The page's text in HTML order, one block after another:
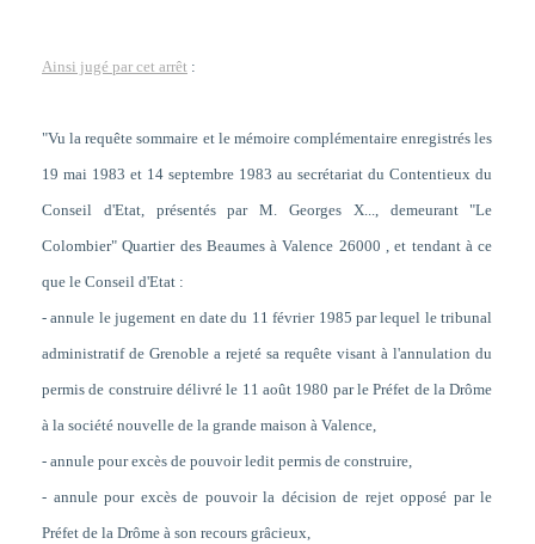
Ainsi jugé par cet arrêt :
"Vu la requête sommaire et le mémoire complémentaire enregistrés les
19 mai 1983 et 14 septembre 1983 au secrétariat du Contentieux du
Conseil d'Etat, présentés par M. Georges X..., demeurant "Le
Colombier" Quartier des Beaumes à Valence 26000 , et tendant à ce
que le Conseil d'Etat :
- annule le jugement en date du 11 février 1985 par lequel le tribunal
administratif de Grenoble a rejeté sa requête visant à l'annulation du
permis de construire délivré le 11 août 1980 par le Préfet de la Drôme
à la société nouvelle de la grande maison à Valence,
- annule pour excès de pouvoir ledit permis de construire,
- annule pour excès de pouvoir la décision de rejet opposé par le
Préfet de la Drôme à son recours grâcieux,